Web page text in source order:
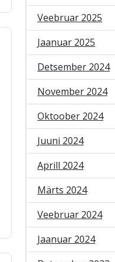
Veebruar 2025
Jaanuar 2025
Detsember 2024
November 2024
Oktoober 2024
Juuni 2024
Aprill 2024
Märts 2024
Veebruar 2024
Jaanuar 2024